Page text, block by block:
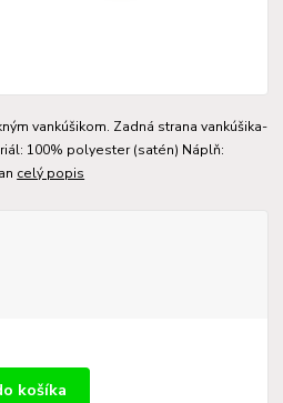
vankúšikom. Zadná strana vankúšika-
100% polyester (satén) Náplň:
celý popis
košíka